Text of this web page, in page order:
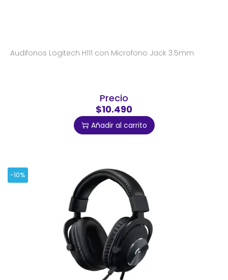
Audifonos Logitech H111 con Microfono Jack 3.5mm
Precio
$10.490
Añadir al carrito
-10%